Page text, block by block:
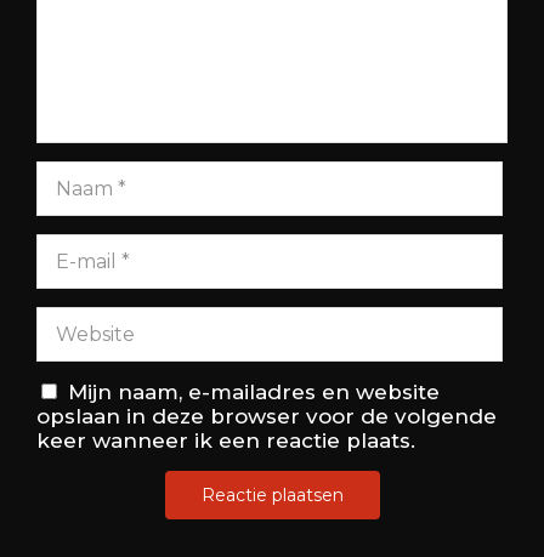
Mijn naam, e-mailadres en website
opslaan in deze browser voor de volgende
keer wanneer ik een reactie plaats.